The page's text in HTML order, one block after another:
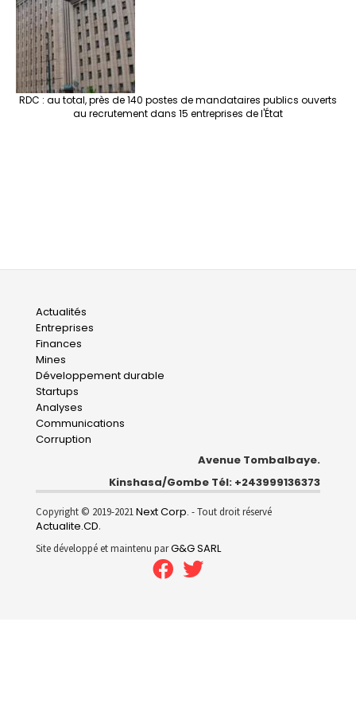
RDC : au total, près de 140 postes de mandataires publics ouverts
au recrutement dans 15 entreprises de l'État
Main
navigation
Actualités
Entreprises
Finances
Mines
Développement durable
Startups
Analyses
Communications
Corruption
Avenue Tombalbaye.
Kinshasa/Gombe Tél: +243999136373
Copyright © 2019-2021Next Corp. - Tout droit réservé
Actualite.CD.
Site développé et maintenu parG&G SARL